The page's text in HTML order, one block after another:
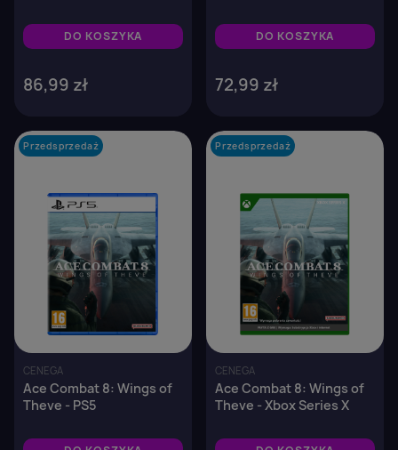
DO KOSZYKA
86,99 zł
DO KOSZYKA
72,99 zł
Przedsprzedaż
CENEGA
Ace Combat 8: Wings of
Theve - PS5
Przedsprzedaż
CENEGA
Ace Combat 8: Wings of
Theve - Xbox Series X